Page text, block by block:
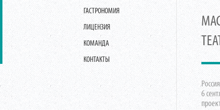
ГАСТРОНОМИЯ
ЛИЦЕНЗИЯ
КОМАНДА
КОНТАКТЫ
6